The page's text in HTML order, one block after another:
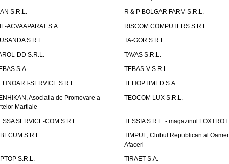
S.R.L.
R & P BOLGAR FARM S.R.L.
ACVAAPARAT S.A.
RISCOM COMPUTERS S.R.L.
S.R.L.
TA-GOR S.R.L.
DD S.R.L.
TAVAS S.R.L.
S.A.
TEBAS-V S.R.L.
SERVICE S.R.L.
TEHOPTIMED S.A.
Asociatia de Promovare a
Martiale
TEOCOM LUX S.R.L.
SERVICE-COM S.R.L.
TESSIA S.R.L. - magazinul FOXTROT
S.R.L.
TIMPUL, Clubul Republican al
Afaceri
S.R.L.
TIRAET S.A.